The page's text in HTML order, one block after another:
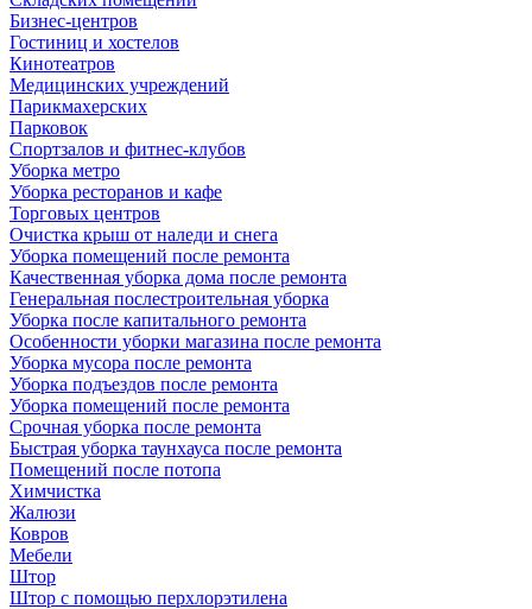
Бизнес-центров
Гостиниц и хостелов
Кинотеатров
Медицинских учреждений
Парикмахерских
Парковок
Спортзалов и фитнес-клубов
Уборка метро
Уборка ресторанов и кафе
Торговых центров
Очистка крыш от наледи и снега
Уборка помещений после ремонта
Качественная уборка дома после ремонта
Генеральная послестроительная уборка
Уборка после капитального ремонта
Особенности уборки магазина после ремонта
Уборка мусора после ремонта
Уборка подъездов после ремонта
Уборка помещений после ремонта
Срочная уборка после ремонта
Быстрая уборка таунхауса после ремонта
Помещений после потопа
Химчистка
Жалюзи
Ковров
Мебели
Штор
Штор с помощью перхлорэтилена